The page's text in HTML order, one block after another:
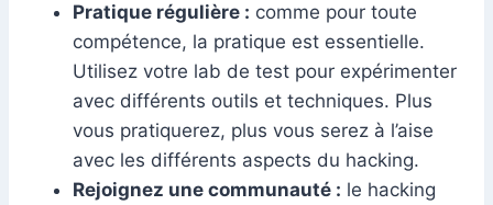
Pratique régulière : comme pour toute
compétence, la pratique est essentielle.
Utilisez votre lab de test pour expérimenter
avec différents outils et techniques. Plus
vous pratiquerez, plus vous serez à l’aise
avec les différents aspects du hacking.
Rejoignez une communauté : le hacking